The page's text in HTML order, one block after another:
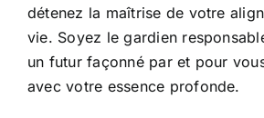
détenez la maîtrise de votre
vie. Soyez le gardien
un futur façonné par et pour
avec votre essence profonde.